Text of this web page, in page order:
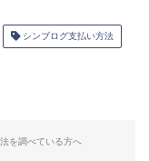
シンブログ支払い方法
を調べている方へ